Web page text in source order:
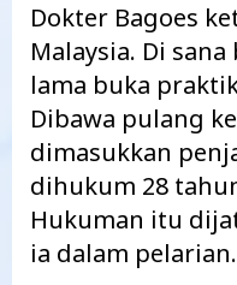
Dokter Bagoes
Malaysia. Di
lama buka
Dibawa pulang
dimasukkan
dihukum 28
Hukuman itu
ia dalam pelarian.